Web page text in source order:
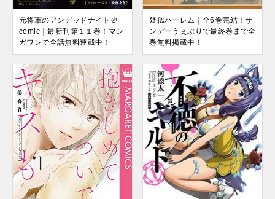
元将軍のアンデッドナイト＠
comic｜最新刊第１１巻！マン
ガワンで全話無料連載中！
疑似ハーレム｜全6巻完結！サ
ンデーうぇぶりで最終巻まで全
巻無料掲載中！